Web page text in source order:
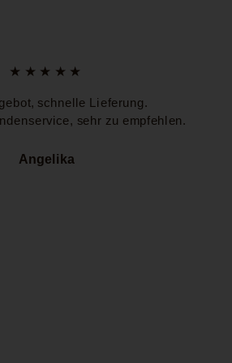
★★★★★
schnelle Lieferung.
sehr zu empfehlen.
Angelika